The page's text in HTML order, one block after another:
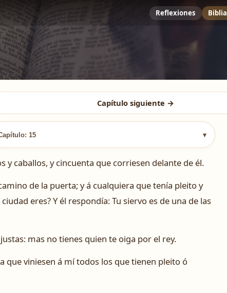
Reflexiones Biblia
Capítulo siguiente →
15 ▾
y caballos, y cincuenta que corriesen delante de él.
de la puerta; y á cualquiera que tenía pleito y
eres? Y él respondía: Tu siervo es de una de las
mas no tienes quien te oiga por el rey.
que viniesen á mí todos los que tienen pleito ó